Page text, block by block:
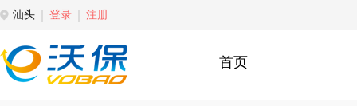
汕头 登录 注册
首页